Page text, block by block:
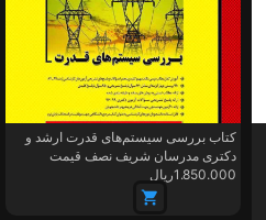
کتاب بررسی سیستم‌های قدرت ارشد و
دکتری مدرسان شریف نصف قیمت
1.850.000ریال